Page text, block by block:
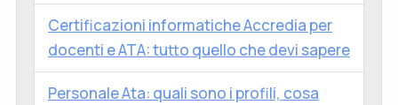
Certificazioni informatiche Accredia per
docenti e ATA: tutto quello che devi sapere
Personale Ata: quali sono i profili, cosa